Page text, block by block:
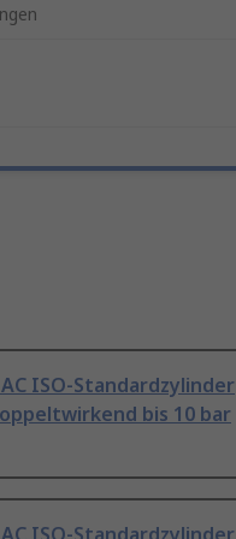
ISO-Standardzylinder
bis 10 bar